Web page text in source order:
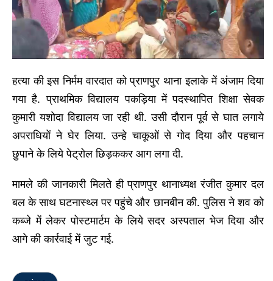
हत्या की इस निर्मम वारदात को प्राणपुर थाना इलाके में अंजाम दिया
गया है. प्राथमिक विद्यालय पकड़िया में पदस्थापित शिक्षा सेवक
कुमारी यशोदा विद्यालय जा रही थी. उसी दौरान पूर्व से घात लगाये
अपराधियों ने घेर लिया. उन्हे चाकूओं से गोद दिया और पहचान
छुपाने के लिये पेट्रोल छिड़ककर आग लगा दी.
मामले की जानकारी मिलते ही प्राणपुर थानाध्यक्ष रंजीत कुमार दल
बल के साथ घटनास्थ्ल पर पहुंचे और छानबीन की. पुलिस ने शव को
कब्जे में लेकर पोस्टमार्टम के लिये सदर अस्पताल भेज दिया और
आगे की कार्रवाई में जुट गई.